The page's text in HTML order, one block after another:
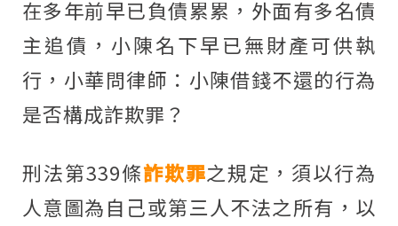
在多年前早已負債累累，外面有多名債
主追債，小陳名下早已無財產可供執
行，小華問律師：小陳借錢不還的行為
是否構成詐欺罪？
刑法第339條詐欺罪之規定，須以行為
人意圖為自己或第三人不法之所有，以